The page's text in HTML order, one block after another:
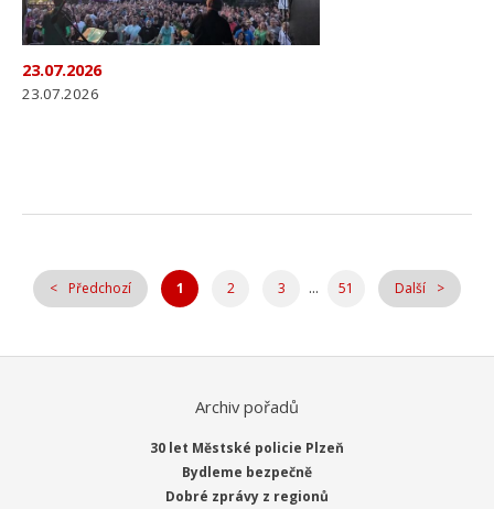
23.07.2026
23.07.2026
Předchozí 1 2 3 ... 51 Další
Archiv pořadů
30 let Městské policie Plzeň
Bydleme bezpečně
Dobré zprávy z regionů